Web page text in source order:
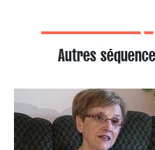
Autres